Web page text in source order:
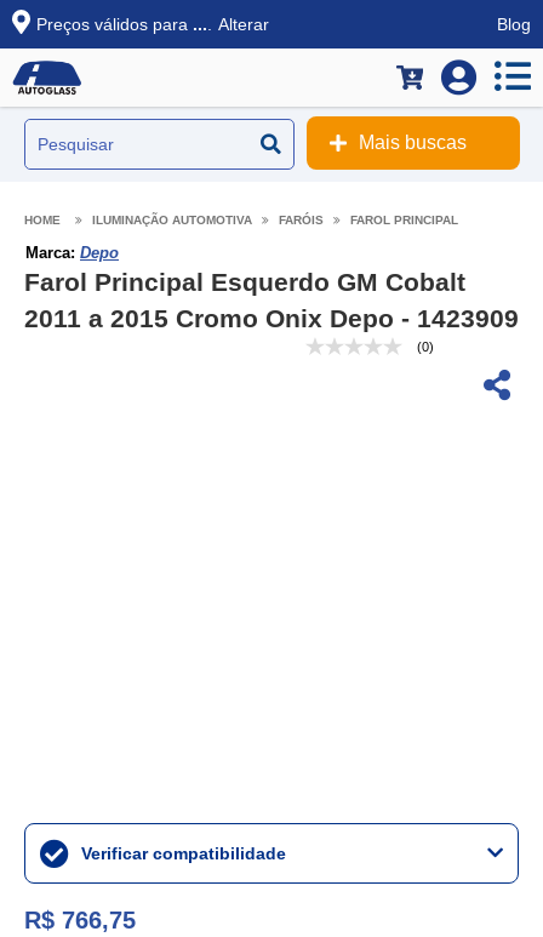
Preços válidos para ... Alterar Blog
Mais buscas
ILUMINAÇÃO AUTOMOTIVA FARÓIS FAROL PRINCIPAL
Marca: Depo
Farol Principal Esquerdo GM Cobalt
2011 a 2015 Cromo Onix Depo - 1423909
(0)
Verificar compatibilidade
R$ 766,75